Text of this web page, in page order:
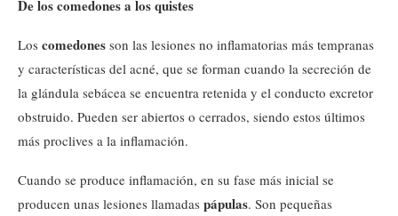
De los comedones a los quistes
Los comedones son las lesiones no inflamatorias más tempranas
y características del acné, que se forman cuando la secreción de
la glándula sebácea se encuentra retenida y el conducto excretor
obstruido. Pueden ser abiertos o cerrados, siendo estos últimos
más proclives a la inflamación.
Cuando se produce inflamación, en su fase más inicial se
producen unas lesiones llamadas pápulas. Son pequeñas